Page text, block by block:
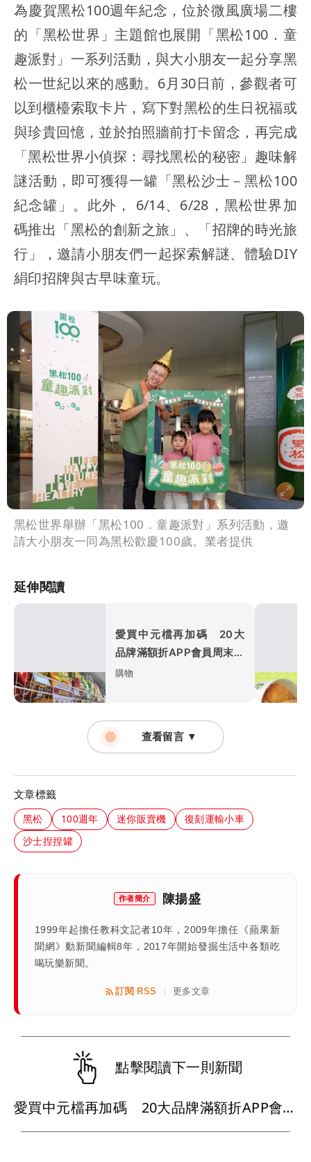
為慶賀黑松100週年紀念，位於微風廣場二樓
的「黑松世界」主題館也展開「黑松100．童
趣派對」一系列活動，與大小朋友一起分享黑
松一世紀以來的感動。6月30日前，參觀者可
以到櫃檯索取卡片，寫下對黑松的生日祝福或
與珍貴回憶，並於拍照牆前打卡留念，再完成
「黑松世界小偵探：尋找黑松的秘密」趣味解
謎活動，即可獲得一罐「黑松沙士－黑松100
紀念罐」。此外， 6/14、6/28，黑松世界加
碼推出「黑松的創新之旅」、「招牌的時光旅
行」，邀請小朋友們一起探索解謎、體驗DIY
絹印招牌與古早味童玩。
黑松世界舉辦「黑松100．童趣派對」系列活動，邀
請大小朋友一同為黑松歡慶100歲。業者提供
延伸閱讀
愛買中元檔再加碼 20大
品牌滿額折APP會員周末享
9折
購物
查看留言 ▼
文章標籤
黑松 100週年 迷你販賣機
復刻運輸小車
沙士捏捏罐
作者簡介 陳揚盛
1999年起擔任教科文記者10年，2009年擔任《蘋果新
聞網》動新聞編輯8年，2017年開始發掘生活中各類吃
喝玩樂新聞。
訂閱 RSS 更多文章
點擊閱讀下一則新聞
愛買中元檔再加碼 20大品牌滿額折APP會員周末享9折